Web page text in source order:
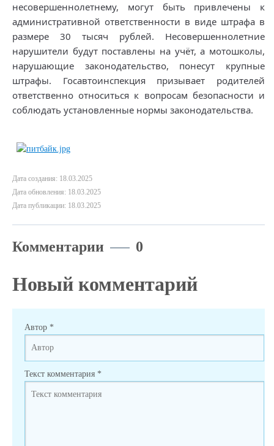
несовершеннолетнему, могут быть привлечены к
административной ответственности в виде штрафа в
размере 30 тысяч рублей. Несовершеннолетние
нарушители будут поставлены на учёт, а мотошколы,
нарушающие законодательство, понесут крупные
штрафы. Госавтоинспекция призывает родителей
ответственно относиться к вопросам безопасности и
соблюдать установленные нормы законодательства.
Дата создания: 18.03.2025
Дата обновления: 18.03.2025
Дата публикации: 18.03.2025
Комментарии 0
Новый комментарий
Автор *
Текст комментария *